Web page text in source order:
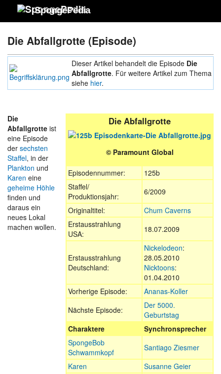
SpongePedia
Die Abfallgrotte (Episode)
Dieser Artikel behandelt die Episode Die
Abfallgrotte. Für weitere Artikel zum Thema
siehe hier.
Die Abfallgrotte
© Paramount Global
Episodennummer:
125b
Staffel/
Produktionsjahr:
6/2009
Originaltitel:
Chum Caverns
Erstausstrahlung
USA:
18.07.2009
Erstausstrahlung
Deutschland:
Nickelodeon:
28.05.2010
Nicktoons:
01.04.2010
Vorherige Episode:
Ananas-Koller
Nächste Episode:
Der 5000.
Geburtstag
Charaktere
Synchronsprecher
SpongeBob
Schwammkopf
Santiago Ziesmer
Karen
Susanne Geier
Die
Abfallgrotte ist
eine Episode
der sechsten
Staffel, in der
Plankton und
Karen eine
geheime Höhle
finden und
daraus ein
neues Lokal
machen wollen.